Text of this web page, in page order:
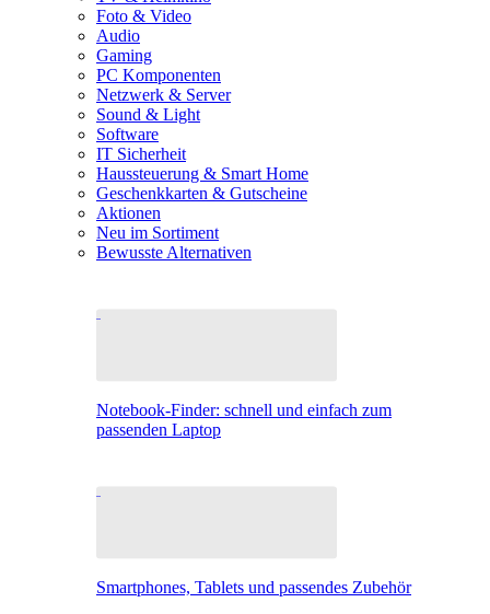
Foto & Video
Audio
Gaming
PC Komponenten
Netzwerk & Server
Sound & Light
Software
IT Sicherheit
Haussteuerung & Smart Home
Geschenkkarten & Gutscheine
Aktionen
Neu im Sortiment
Bewusste Alternativen
Notebook-Finder: schnell und einfach zum
passenden Laptop
Smartphones, Tablets und passendes Zubehör